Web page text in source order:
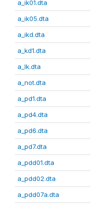
a_ik01.dta
a_ik05.dta
a_ikd.dta
a_kd1.dta
a_lk.dta
a_not.dta
a_pd1.dta
a_pd4.dta
a_pd6.dta
a_pd7.dta
a_pdd01.dta
a_pdd02.dta
a_pdd07a.dta